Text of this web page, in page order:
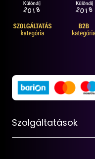
Szolgáltatások